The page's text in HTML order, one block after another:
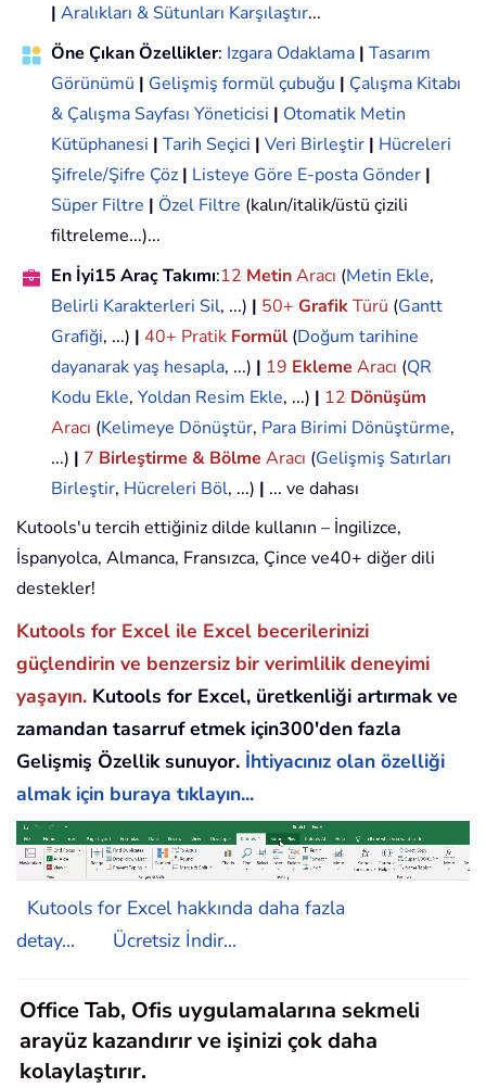
| Aralıkları & Sütunları Karşılaştır...
Öne Çıkan Özellikler: Izgara Odaklama | Tasarım
Görünümü | Gelişmiş formül çubuğu | Çalışma Kitabı
& Çalışma Sayfası Yöneticisi | Otomatik Metin
Kütüphanesi | Tarih Seçici | Veri Birleştir | Hücreleri
Şifrele/Şifre Çöz | Listeye Göre E-posta Gönder |
Süper Filtre | Özel Filtre (kalın/italik/üstü çizili
filtreleme...)...
En İyi15 Araç Takımı:12 MetinAracı (Metin Ekle,
Belirli Karakterleri Sil, ...) | 50+ GrafikTürü (Gantt
Grafiği, ...) | 40+ Pratik Formül (Doğum tarihine
dayanarak yaş hesapla, ...) | 19 Ekleme Aracı (QR
Kodu Ekle, Yoldan Resim Ekle, ...) | 12 Dönüşüm
Aracı (Kelimeye Dönüştür, Para Birimi Dönüştürme,
...) | 7 Birleştirme & Bölme Aracı (Gelişmiş Satırları
Birleştir, Hücreleri Böl, ...) | ... ve dahası
Kutools'u tercih ettiğiniz dilde kullanın – İngilizce,
İspanyolca, Almanca, Fransızca, Çince ve40+ diğer dili
destekler!
Kutools for Excel ile Excel becerilerinizi
güçlendirin ve benzersiz bir verimlilik deneyimi
yaşayın. Kutools for Excel, üretkenliği artırmak ve
zamandan tasarruf etmek için300'den fazla
Gelişmiş Özellik sunuyor. İhtiyacınız olan özelliği
almak için buraya tıklayın...
Kutools for Excel hakkında daha fazla
detay...
Ücretsiz İndir...
Office Tab, Ofis uygulamalarına sekmeli
arayüz kazandırır ve işinizi çok daha
kolaylaştırır.